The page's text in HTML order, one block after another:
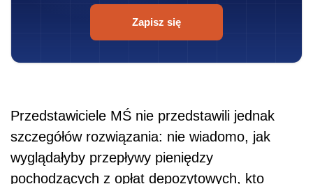
Zapisz się
Przedstawiciele MŚ nie przedstawili jednak
szczegółów rozwiązania: nie wiadomo, jak
wyglądałyby przepływy pieniędzy
pochodzących z opłat depozytowych, kto